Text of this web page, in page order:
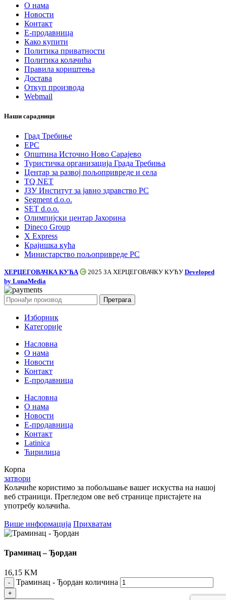
О нама
Новости
Контакт
Е-продавница
Како купити
Политика приватности
Политика колачића
Правила кориштења
Достава
Откуп производа
Webmail
Наши сарадници
Град Требиње
ЕРС
Општина Источно Ново Сарајево
Туристичка организација Града Требиња
Центар за развој пољопривреде и села
TQ NET
ЈЗУ Институт за јавно здравство РС
Segment d.o.o.
SET d.o.o.
Олимпијски центар Јахорина
Dineco Group
X Express
Крајишка кућа
Министарство пољопривреде РС
ХЕРЦЕГОВАЧКА КУЋА 2025 ЗА ХЕРЦЕГОВАЧКУ КУЋУ Developed
by LunaMedia
Претрага
Изборник
Категорије
Насловна
О нама
Новости
Контакт
E-продавница
Насловна
О нама
Новости
Е-продавница
Контакт
Latinica
Ћирилица
Корпа
затвори
Колачиће користимо за побољшање вашег искуства на нашој
веб страници. Прегледом ове веб странице пристајете на
употребу колачића.
Више информација Прихватам
Траминац – Ђордан
16,15 KM
Траминац - Ђордан количина